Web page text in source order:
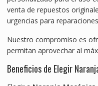
venta de repuestos
urgencias para
Nuestro compromiso es
permitan aprovechar al
Beneficios de Elegir